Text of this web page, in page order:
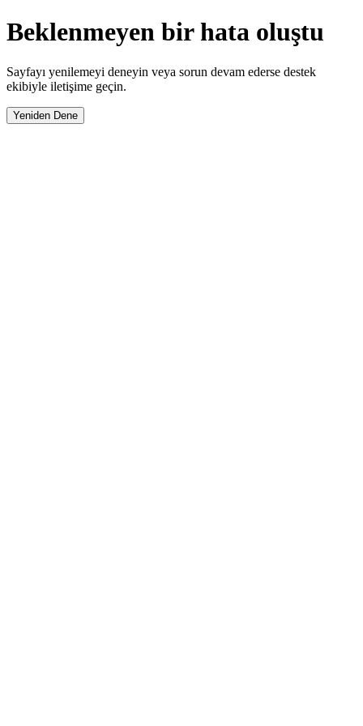
Beklenmeyen bir hata oluştu
Sayfayı yenilemeyi deneyin veya sorun devam ederse destek
ekibiyle iletişime geçin.
Yeniden Dene